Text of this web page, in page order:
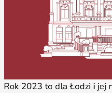
Rok 2023 to dla Łodzi i jej